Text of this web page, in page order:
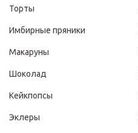
Торты
Имбирные пряники
Макаруны
Шоколад
Кейкпопсы
Эклеры